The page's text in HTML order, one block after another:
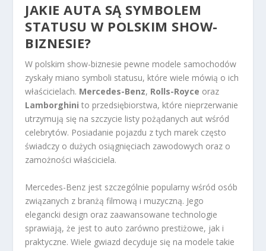
JAKIE AUTA SĄ SYMBOLEM
STATUSU W POLSKIM SHOW-
BIZNESIE?
W polskim show-biznesie pewne modele samochodów
zyskały miano symboli statusu, które wiele mówią o ich
właścicielach. Mercedes-Benz, Rolls-Royce oraz
Lamborghini to przedsiębiorstwa, które nieprzerwanie
utrzymują się na szczycie listy pożądanych aut wśród
celebrytów. Posiadanie pojazdu z tych marek często
świadczy o dużych osiągnięciach zawodowych oraz o
zamożności właściciela.
Mercedes-Benz jest szczególnie popularny wśród osób
związanych z branżą filmową i muzyczną. Jego
elegancki design oraz zaawansowane technologie
sprawiają, że jest to auto zarówno prestiżowe, jak i
praktyczne. Wiele gwiazd decyduje się na modele takie